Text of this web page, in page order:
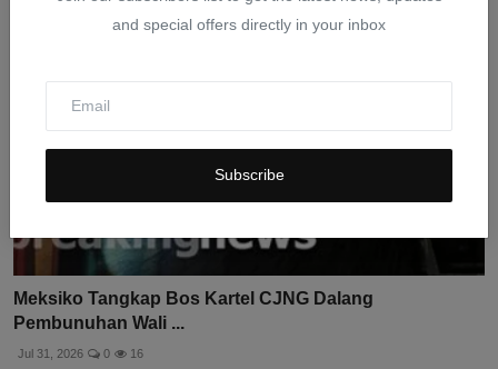
and special offers directly in your inbox
Subscribe
Meksiko Tangkap Bos Kartel CJNG Dalang
Pembunuhan Wali ...
Jul 31, 2026 0 16